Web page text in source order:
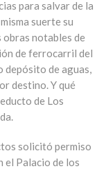
para salvar de la
suerte su
notables de
de ferrocarril del
depósito de aguas,
destino. Y qué
de Los
solicitó permiso
el Palacio de los